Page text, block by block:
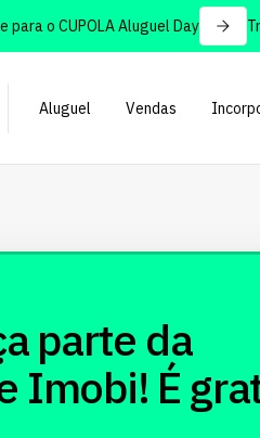
o CUPOLA Aluguel Day
Aluguel Vendas
parte da
Imobi! É